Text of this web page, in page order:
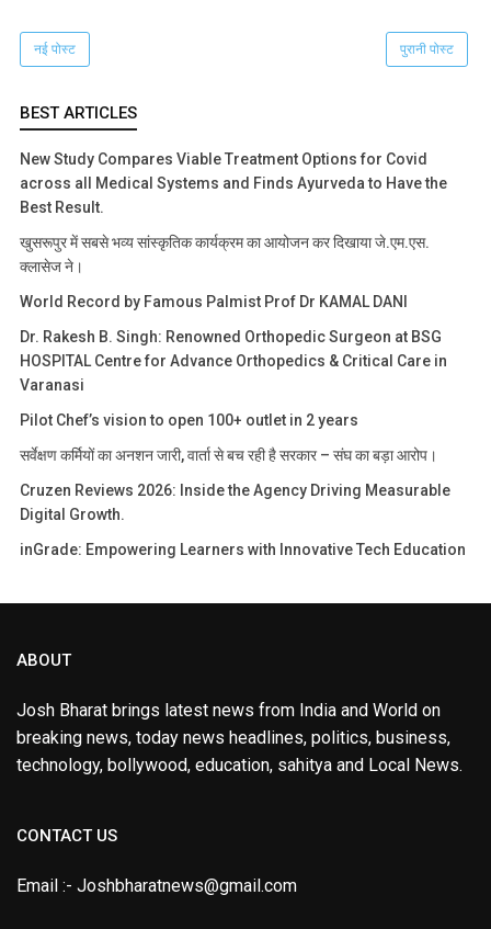
नई पोस्ट पुरानी पोस्ट
BEST ARTICLES
New Study Compares Viable Treatment Options for Covid
across all Medical Systems and Finds Ayurveda to Have the
Best Result.
खुसरूपुर में सबसे भव्य सांस्कृतिक कार्यक्रम का आयोजन कर दिखाया जे.एम.एस.
क्लासेज ने।
World Record by Famous Palmist Prof Dr KAMAL DANI
Dr. Rakesh B. Singh: Renowned Orthopedic Surgeon at BSG
HOSPITAL Centre for Advance Orthopedics & Critical Care in
Varanasi
Pilot Chef’s vision to open 100+ outlet in 2 years
सर्वेक्षण कर्मियों का अनशन जारी, वार्ता से बच रही है सरकार – संघ का बड़ा आरोप।
Cruzen Reviews 2026: Inside the Agency Driving Measurable
Digital Growth.
inGrade: Empowering Learners with Innovative Tech Education
ABOUT
Josh Bharat brings latest news from India and World on
breaking news, today news headlines, politics, business,
technology, bollywood, education, sahitya and Local News.
CONTACT US
Email :- Joshbharatnews@gmail.com